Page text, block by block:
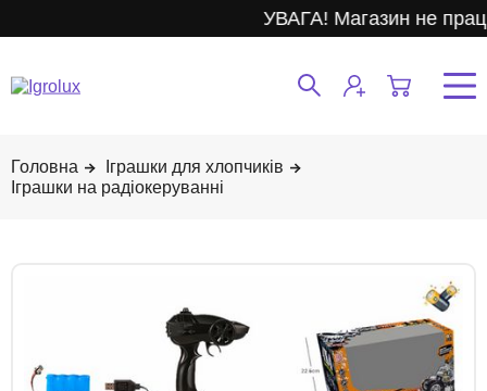
УВАГА! Магазин не
Іграшки для хлопчиків
Іграшки на радіокеруванні